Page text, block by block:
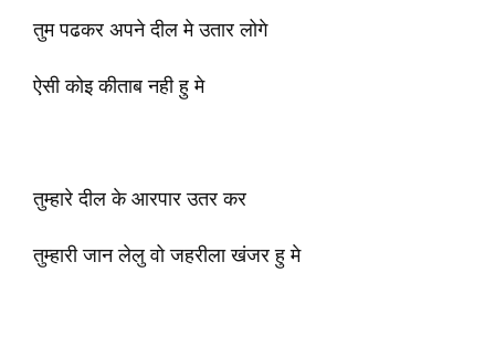
तुम पढकर अपने दील मे उतार लोगे
ऐसी कोइ कीताब नही हु मे
तुम्हारे दील के आरपार उतर कर
तुम्हारी जान लेलु वो जहरीला खंजर हु मे